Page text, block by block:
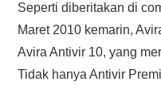
Seperti diberitakan di
Maret 2010 kemarin,
Avira Antivir 10, yang
Tidak hanya Antivir